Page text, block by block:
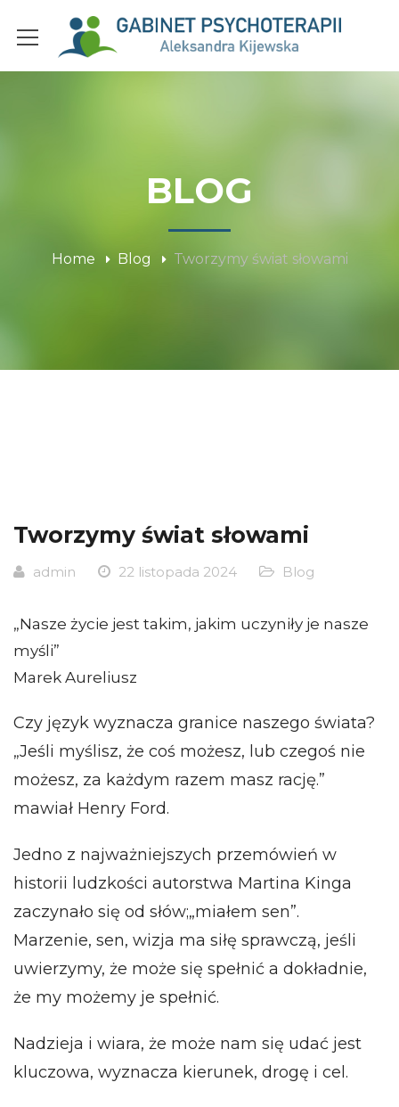
BLOG
Home Blog Tworzymy świat słowami
Tworzymy świat słowami
admin 22 listopada 2024 Blog
„Nasze życie jest takim, jakim uczyniły je nasze
myśli”
Marek Aureliusz
Czy język wyznacza granice naszego świata?
„Jeśli myślisz, że coś możesz, lub czegoś nie
możesz, za każdym razem masz rację.”
mawiał Henry Ford.
Jedno z najważniejszych przemówień w
historii ludzkości autorstwa Martina Kinga
zaczynało się od słów;„miałem sen”.
Marzenie, sen, wizja ma siłę sprawczą, jeśli
uwierzymy, że może się spełnić a dokładnie,
że my możemy je spełnić.
Nadzieja i wiara, że może nam się udać jest
kluczowa, wyznacza kierunek, drogę i cel.